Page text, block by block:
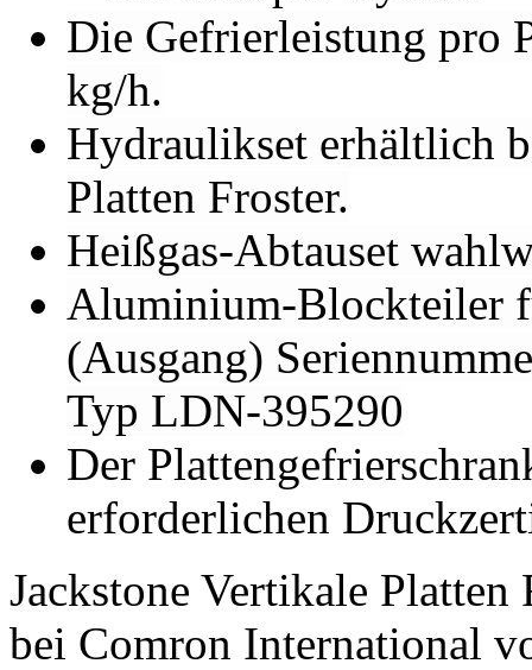
Die Gefrierleistung pro
kg/h.
Hydraulikset erhältlich
Platten Froster.
Heißgas-Abtauset
Aluminium-Blockteiler
(Ausgang)
Typ LDN-395290
Der
erforderlichen
Jackstone Vertikale
bei Comron International